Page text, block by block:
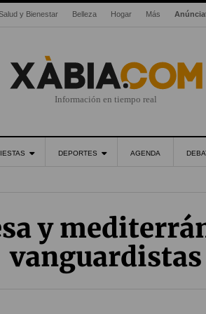
y Bienestar Belleza Hogar Más
Información en tiempo real
DEPORTES AGENDA
y
vanguardistas